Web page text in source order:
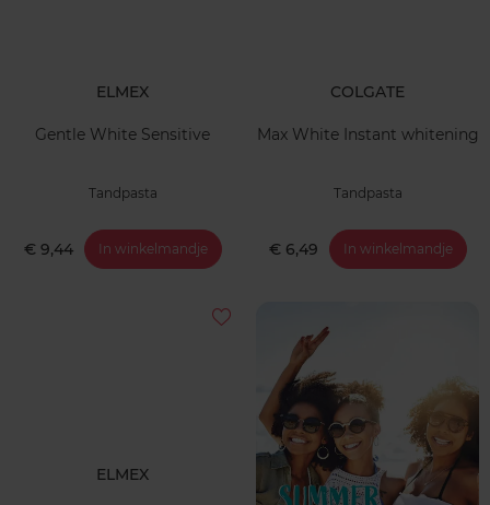
ELMEX
Gentle White Sensitive
Tandpasta
€ 9,44 In winkelmandje
COLGATE
Max White Instant whitening
Tandpasta
€ 6,49 In winkelmandje
ELMEX